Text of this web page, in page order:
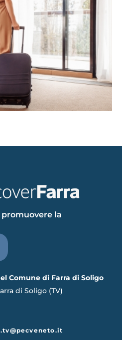
la
Comune di Farra di Soligo
di Soligo (TV)